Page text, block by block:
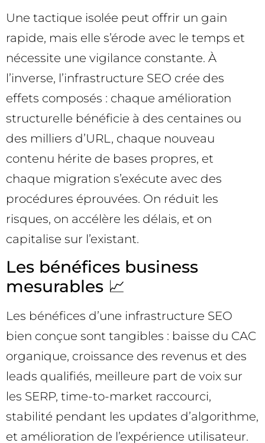
Une tactique isolée peut offrir un gain
rapide, mais elle s’érode avec le temps et
nécessite une vigilance constante. À
l’inverse, l’infrastructure SEO crée des
effets composés : chaque amélioration
structurelle bénéficie à des centaines ou
des milliers d’URL, chaque nouveau
contenu hérite de bases propres, et
chaque migration s’exécute avec des
procédures éprouvées. On réduit les
risques, on accélère les délais, et on
capitalise sur l’existant.
Les bénéfices business
mesurables 📈
Les bénéfices d’une infrastructure SEO
bien conçue sont tangibles : baisse du CAC
organique, croissance des revenus et des
leads qualifiés, meilleure part de voix sur
les SERP, time-to-market raccourci,
stabilité pendant les updates d’algorithme,
et amélioration de l’expérience utilisateur.